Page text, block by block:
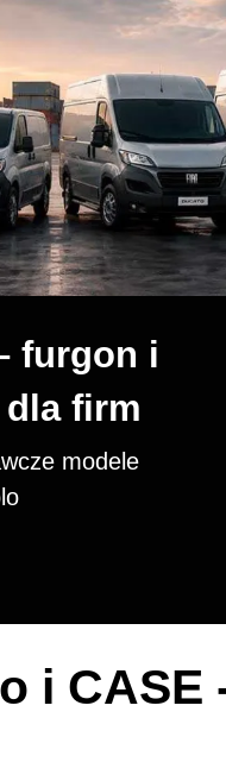
furgon i
dla firm
modele
i CASE